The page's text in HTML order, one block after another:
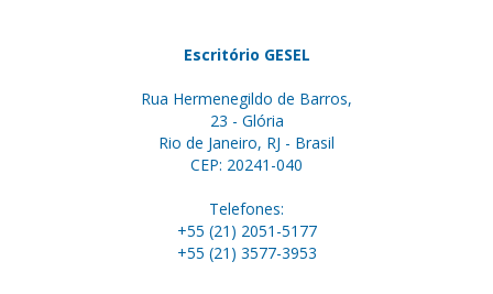
Escritório GESEL
Rua Hermenegildo de Barros,
23 - Glória
Rio de Janeiro, RJ - Brasil
CEP: 20241-040
Telefones:
+55 (21) 2051-5177
+55 (21) 3577-3953